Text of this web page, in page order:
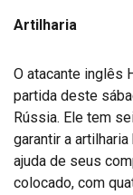
Artilharia
O atacante inglês
partida deste
Rússia. Ele tem
garantir a
ajuda de seus
colocado, com